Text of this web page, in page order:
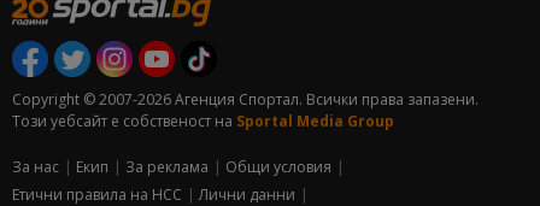
Copyright © 2007-2026 Агенция Спортал. Всички права запазени.
Този уебсайт е собственост на Sportal Media Group
За нас Екип За рекламa
Общи условия
Етични правила на НСС
Лични данни